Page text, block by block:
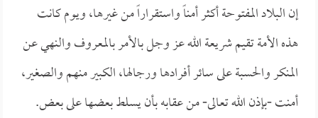
إن البلاد المفتوحة أكثر أمناً واستقراراً من غيرها، ويوم كانت
هذه الأمة تقيم شريعة الله عز وجل بالأمر بالمعروف والنهي عن
المنكر والحسبة على سائر أفرادها ورجالها، الكبير منهم والصغير،
أمنت -بإذن الله تعالى- من عقابه بأن يسلط بعضها على بعض.